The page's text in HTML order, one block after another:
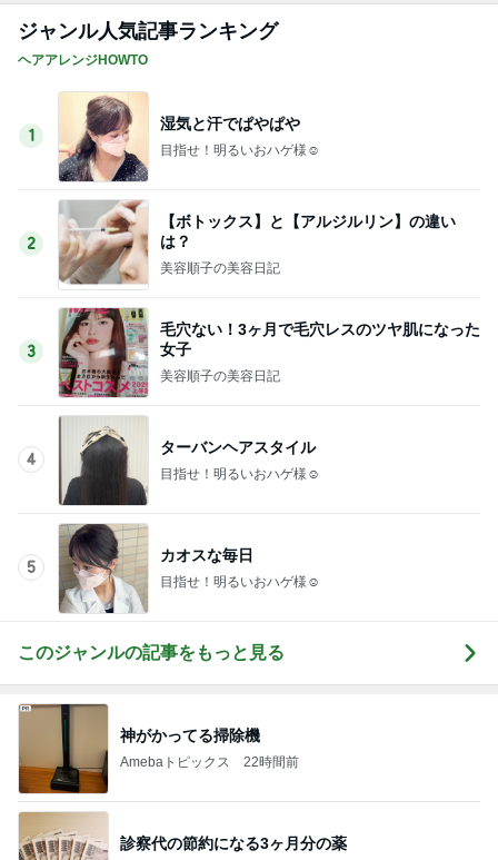
ジャンル人気記事ランキング
ヘアアレンジHOWTO
1
湿気と汗でぱやぱや
目指せ！明るいおハゲ様☺︎
2
【ボトックス】と【アルジルリン】の違い
は？
美容順子の美容日記
3
毛穴ない！3ヶ月で毛穴レスのツヤ肌になった
女子
美容順子の美容日記
4
ターバンヘアスタイル
目指せ！明るいおハゲ様☺︎
5
カオスな毎日
目指せ！明るいおハゲ様☺︎
このジャンルの記事をもっと見る
神がかってる掃除機
Amebaトピックス 22時間前
診察代の節約になる3ヶ月分の薬